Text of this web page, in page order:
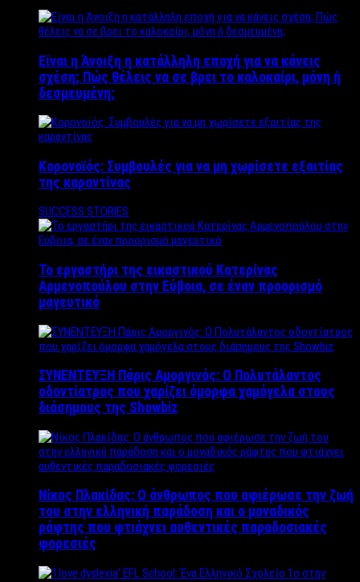
Είναι η Άνοιξη η κατάλληλη εποχή για να κάνεις
σχέση; Πώς θέλεις να σε βρει το καλοκαίρι, μόνη ή
δεσμευμένη;
Κορονοϊός: Συμβουλές για να μη χωρίσετε εξαιτίας
της καραντίνας
SUCCESS STORIES
Το εργαστήρι της εικαστικού Κατερίνας
Αρμενοπούλου στην Εύβοια, σε έναν προορισμό
μαγευτικό
ΣΥΝΕΝΤΕΥΞΗ Πάρις Αμοργινός: O Πολυτάλαντος
οδοντίατρος που χαρίζει όμορφα χαμόγελα στους
διάσημους της Showbiz
Νίκος Πλακίδας: O άνθρωπος που αφιέρωσε την ζωή
του στην ελληνική παράδοση και ο μοναδικός
ράφτης που φτιάχνει αυθεντικές παραδοσιακές
φορεσιές